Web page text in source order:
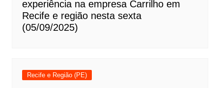
experiência na empresa Carrilho em
Recife e região nesta sexta
(05/09/2025)
Recife e Região (PE)